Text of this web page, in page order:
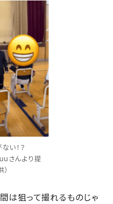
い！？
さんより提
）
は狙って撮れるものじゃ